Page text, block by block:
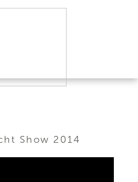
Show 2014